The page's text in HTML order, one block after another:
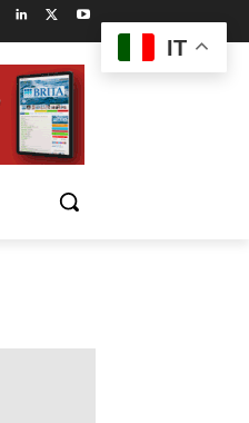
IT